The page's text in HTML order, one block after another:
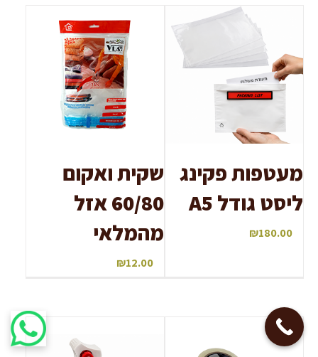
מעטפות פקינג
ליסט גודל A5
₪180.00
שקית ואקום
60/80 אזל
מהמלאי
₪12.00